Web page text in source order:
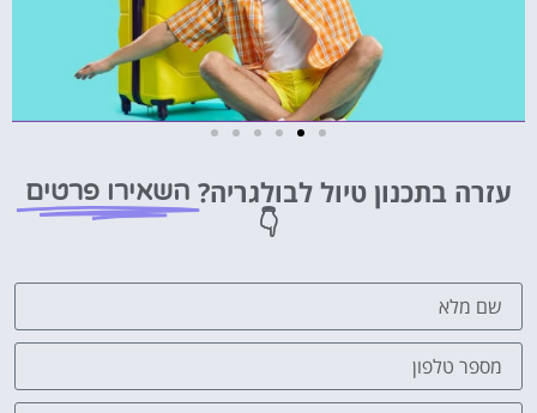
מציאת
לחצו
עזרה בתכנון טיול לבולגריה? השאירו פרטים
👇